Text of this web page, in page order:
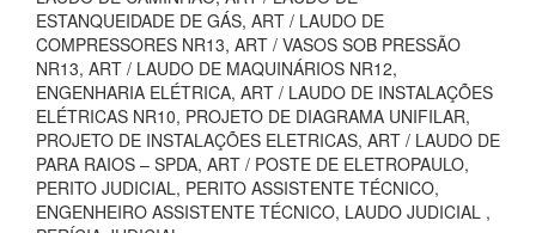
ESTANQUEIDADE DE GÁS, ART / LAUDO DE
COMPRESSORES NR13, ART / VASOS SOB PRESSÃO
NR13, ART / LAUDO DE MAQUINÁRIOS NR12,
ENGENHARIA ELÉTRICA, ART / LAUDO DE INSTALAÇÕES
ELÉTRICAS NR10, PROJETO DE DIAGRAMA UNIFILAR,
PROJETO DE INSTALAÇÕES ELETRICAS, ART / LAUDO DE
PARA RAIOS – SPDA, ART / POSTE DE ELETROPAULO,
PERITO JUDICIAL, PERITO ASSISTENTE TÉCNICO,
ENGENHEIRO ASSISTENTE TÉCNICO, LAUDO JUDICIAL ,